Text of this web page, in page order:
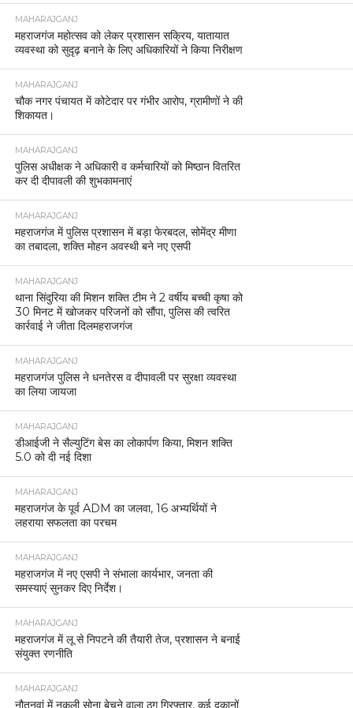
MAHARAJGANJ
महराजगंज महोत्सव को लेकर प्रशासन सक्रिय, यातायात
व्यवस्था को सुदृढ़ बनाने के लिए अधिकारियों ने किया निरीक्षण
MAHARAJGANJ
चौक नगर पंचायत में कोटेदार पर गंभीर आरोप, ग्रामीणों ने की
शिकायत।
MAHARAJGANJ
पुलिस अधीक्षक ने अधिकारी व कर्मचारियों को मिष्ठान वितरित
कर दी दीपावली की शुभकामनाएं
MAHARAJGANJ
महराजगंज में पुलिस प्रशासन में बड़ा फेरबदल, सोमेंद्र मीणा
का तबादला, शक्ति मोहन अवस्थी बने नए एसपी
MAHARAJGANJ
थाना सिंदुरिया की मिशन शक्ति टीम ने 2 वर्षीय बच्ची कृषा को
30 मिनट में खोजकर परिजनों को सौंपा, पुलिस की त्वरित
कार्रवाई ने जीता दिलमहराजगंज
MAHARAJGANJ
महराजगंज पुलिस ने धनतेरस व दीपावली पर सुरक्षा व्यवस्था
का लिया जायजा
MAHARAJGANJ
डीआईजी ने सैल्युटिंग बेस का लोकार्पण किया, मिशन शक्ति
5.0 को दी नई दिशा
MAHARAJGANJ
महराजगंज के पूर्व ADM का जलवा, 16 अभ्यर्थियों ने
लहराया सफलता का परचम
MAHARAJGANJ
महराजगंज में नए एसपी ने संभाला कार्यभार, जनता की
समस्याएं सुनकर दिए निर्देश।
MAHARAJGANJ
महराजगंज में लू से निपटने की तैयारी तेज, प्रशासन ने बनाई
संयुक्त रणनीति
MAHARAJGANJ
नौतनवां में नकली सोना बेचने वाला ठग गिरफ्तार, कई दुकानों